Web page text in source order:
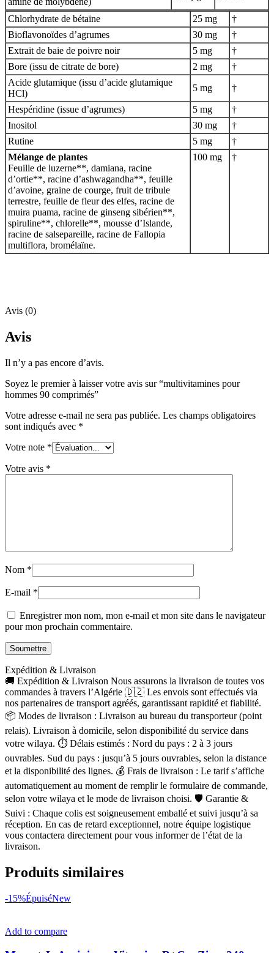
Chlorhydrate de bétaïne 25 mg
†
Bioflavonoïdes d’agrumes
30 mg
†
Extrait de baie de poivre noir
5 mg
†
Bore (issu de citrate de bore)
2 mg
†
Acide glutamique (issu d’acide glutamique
HCl)
5 mg †
Hespéridine (issue d’agrumes) 5 mg
†
Inositol
30 mg
†
Rutine
5 mg
†
Mélange de plantes
Feuille de luzerne**, damiana, racine
d’ortie**, racine d’ashwagandha**, feuille
d’avoine, graine de courge, fruit de tribule
terrestre, feuille de fleur des elfes, racine de
muira puama, racine de ginseng sibérien**,
spiruline**, chlorelle**, mousse d’Islande,
racine de salsepareille, racine de Fallopia
multiflora, bromélaïne.
100 mg †
Avis (0)
Avis
Il n’y a pas encore d’avis.
Soyez le premier à laisser votre avis sur “multivitamines pour
hommes 90 comprimés”
Votre adresse e-mail ne sera pas publiée. Les champs obligatoires
sont indiqués avec *
Votre note *
Votre avis *
Nom *
E-mail *
Enregistrer mon nom, mon e-mail et mon site dans le navigateur
pour mon prochain commentaire.
Expédition & Livraison
🚚 Expédition & Livraison Nous assurons la livraison de toutes vos
commandes à travers l’Algérie 🇩🇿 Les envois sont effectués via
nos partenaires de transport agréés, garantissant rapidité et fiabilité.
📦 Modes de livraison : Livraison au bureau du transporteur (point
relais). Livraison à domicile, selon disponibilité du service dans
votre wilaya. ⏱ Délais estimés : Nord du pays : 2 à 3 jours
ouvrables. Sud du pays : jusqu’à 5 jours ouvrables, selon la distance
et la disponibilité des lignes. 💰 Frais de livraison : Le tarif s’affiche
automatiquement au moment de remplir le formulaire de commande,
selon votre wilaya et le mode de livraison choisi. 🛡 Garantie &
Suivi : Chaque colis est soigneusement emballé et suivi jusqu’à sa
réception. En cas de retard exceptionnel, notre équipe logistique
vous contactera directement pour vous informer de l’état de la
livraison.
Produits similaires
-15%ÉpuiséNew
Add to compare